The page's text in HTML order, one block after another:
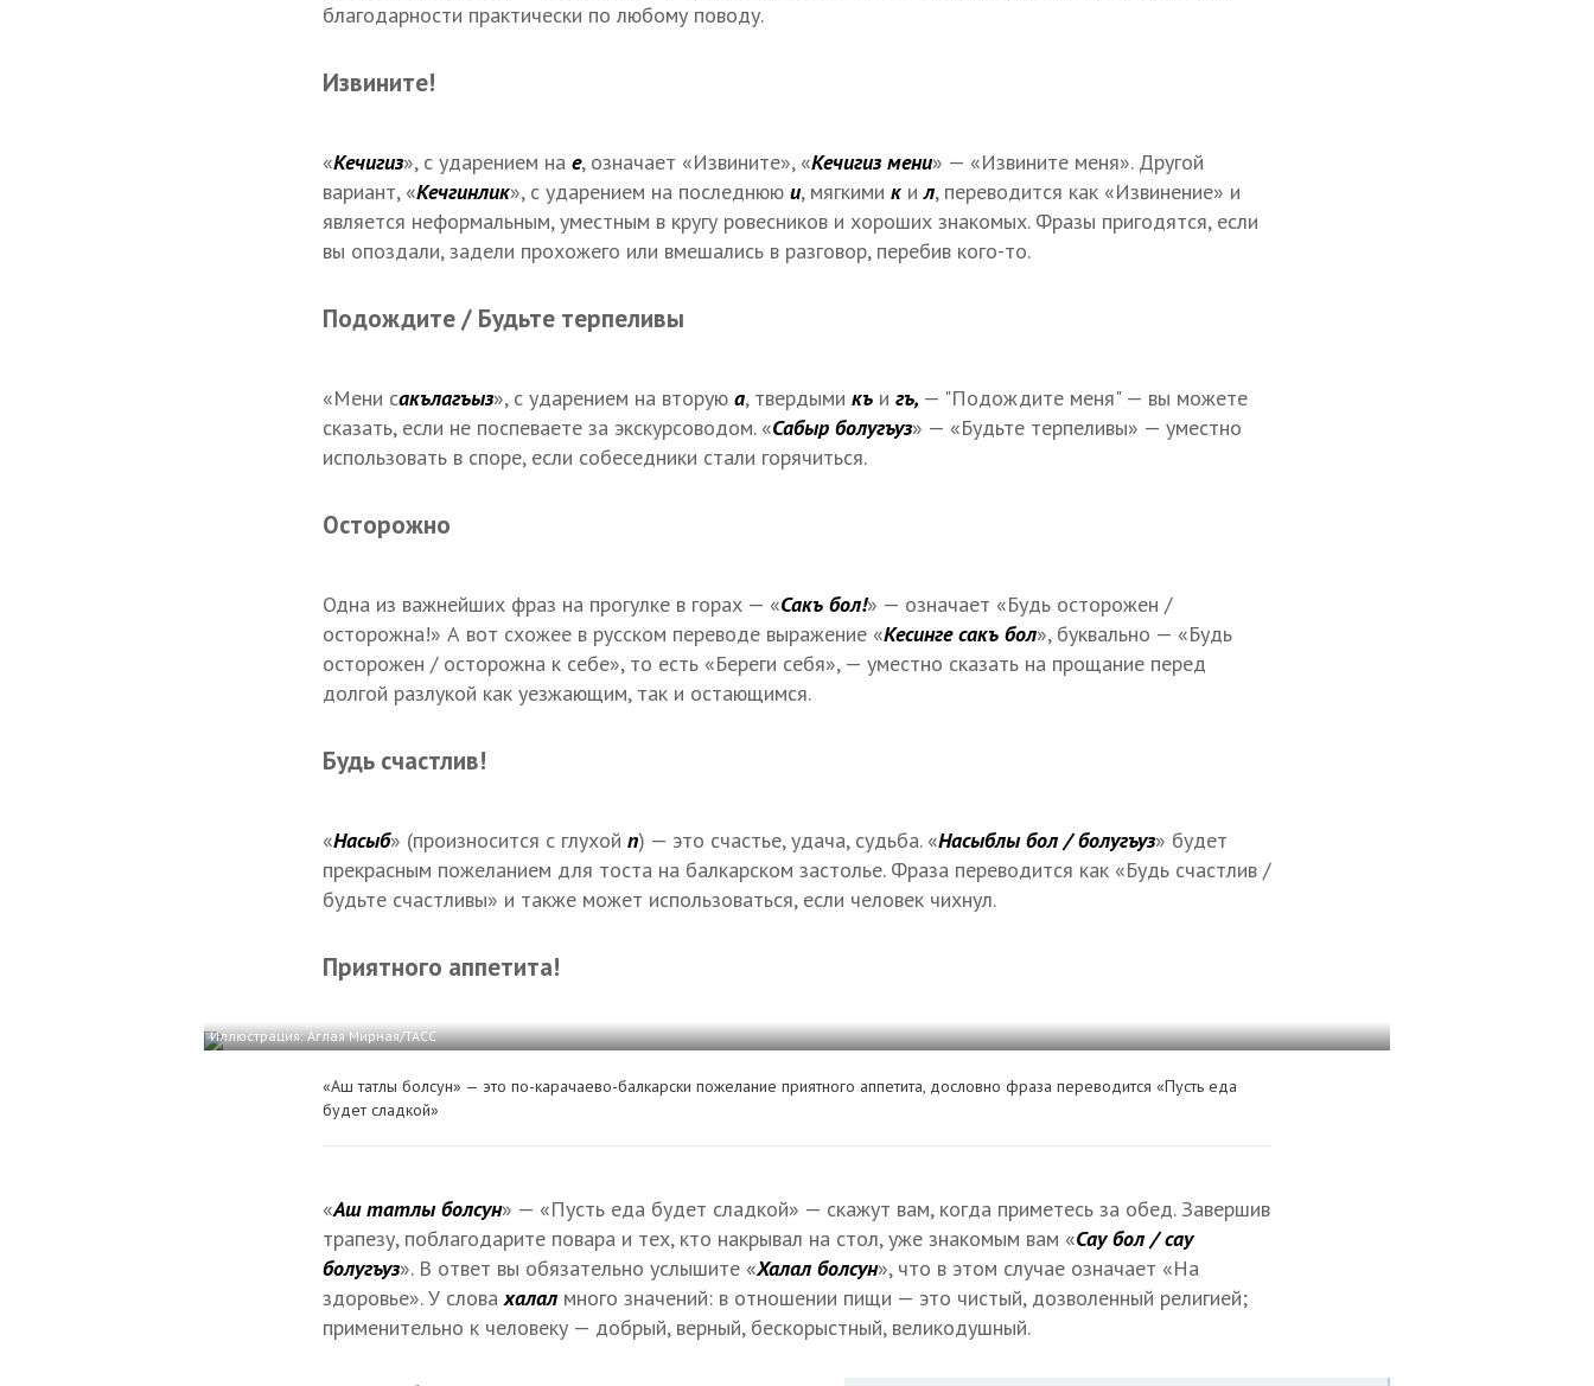
благодарности практически по любому поводу.
Извините!
«Кечигиз», с ударением на е, означает «Извините», «Кечигиз мени» — «Извините меня». Другой
вариант, «Кечгинлик», с ударением на последнюю и, мягкими к ил, переводится как «Извинение» и
является неформальным, уместным в кругу ровесников и хороших знакомых. Фразы пригодятся, если
вы опоздали, задели прохожего или вмешались в разговор, перебив кого-то.
Подождите / Будьте терпеливы
«Мени сакълагъыз», с ударением на вторую а, твердыми къ и гъ, — "Подождите меня" — вы можете
сказать, если не поспеваете за экскурсоводом. «Сабыр болугъуз» — «Будьте терпеливы» — уместно
использовать в споре, если собеседники стали горячиться.
Осторожно
Одна из важнейших фраз на прогулке в горах — «Сакъ бол!» — означает «Будь осторожен /
осторожна!» А вот схожее в русском переводе выражение «Кесинге сакъ бол», буквально — «Будь
осторожен / осторожна к себе», то есть «Береги себя», — уместно сказать на прощание перед
долгой разлукой как уезжающим, так и остающимся.
Будь счастлив!
«Насыб» (произносится с глухой п) — это счастье, удача, судьба. «Насыблы бол / болугъуз» будет
прекрасным пожеланием для тоста на балкарском застолье. Фраза переводится как «Будь счастлив /
будьте счастливы» и также может использоваться, если человек чихнул.
Приятного аппетита!
Иллюстрация: Аглая Мирная/ТАСС
«Аш татлы болсун» — это по-карачаево-балкарски пожелание приятного аппетита, дословно фраза переводится «Пусть еда
будет сладкой»
«Аш татлы болсун» — «Пусть еда будет сладкой» — скажут вам, когда приметесь за обед. Завершив
трапезу, поблагодарите повара и тех, кто накрывал на стол, уже знакомым вам «Сау бол / сау
болугъуз». В ответ вы обязательно услышите «Халал болсун», что в этом случае означает «На
здоровье». У словахалал много значений: в отношении пищи — это чистый, дозволенный религией;
применительно к человеку — добрый, верный, бескорыстный, великодушный.